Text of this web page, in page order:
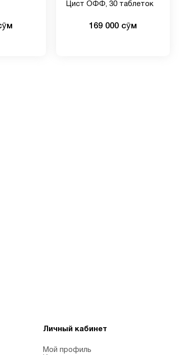
Цист ОФФ, 30 таблеток
169 000 сӯм
Личный кабинет
Мой профиль